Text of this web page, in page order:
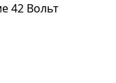
42 Вольт